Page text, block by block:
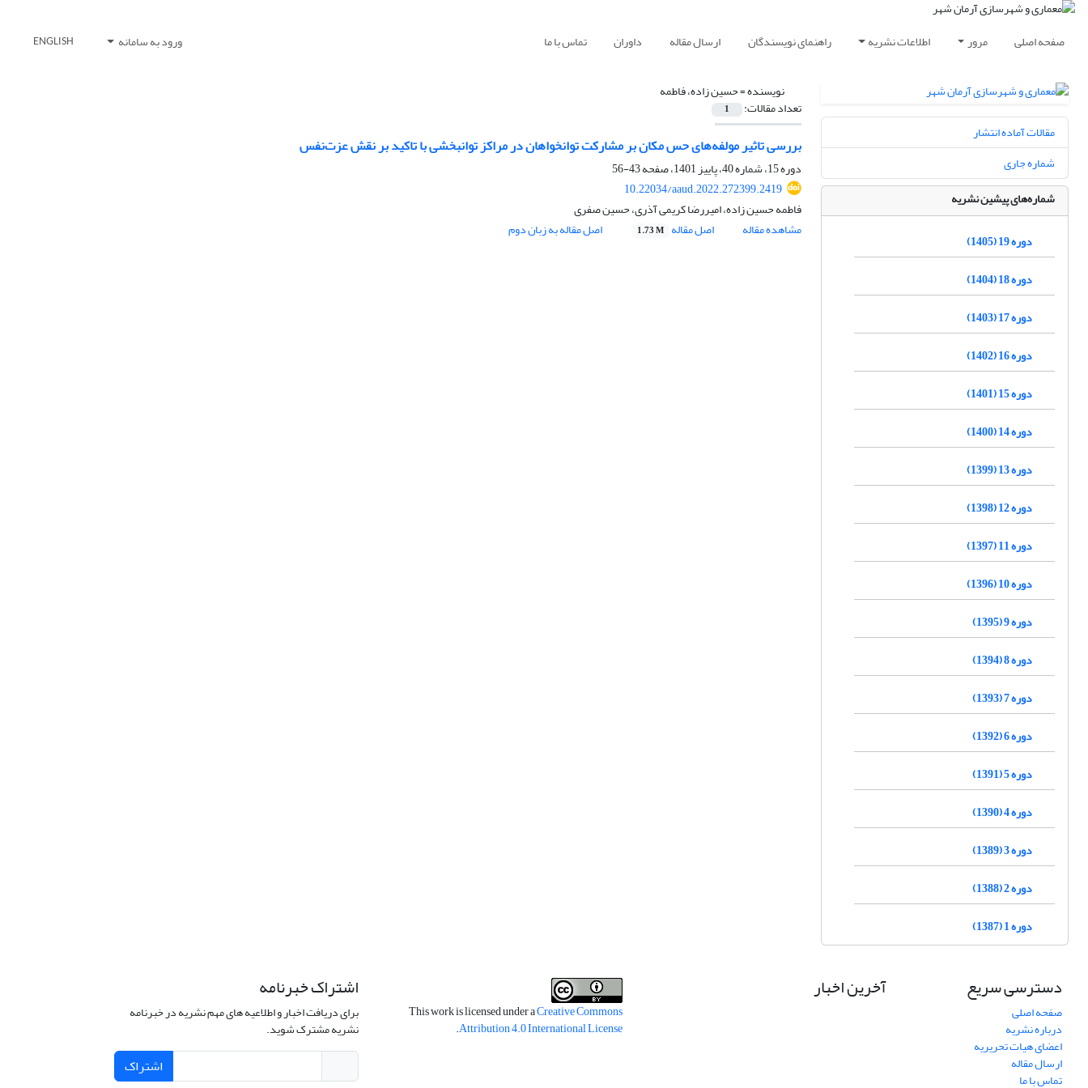
صفحه اصلی مرور اطلاعات نشریه راهنمای نویسندگان ارسال مقاله داوران تماس با ما ورود به سامانه ENGLISH
نویسنده =حسین زاده، فاطمه
تعداد مقالات: 1
بررسی تاثیر مولفه‌‌های حس مکان بر مشارکت توانخواهان در مراکز توانبخشی با تاکید بر نقش عزت‌نفس
دوره 15، شماره 40، پاییز 1401، صفحه
43-56
10.22034/aaud.2022.272399.2419
فاطمه حسین زاده، امیررضا کریمی آذری، حسین صفری
مشاهده مقاله
اصل مقاله 1.73 M اصل مقاله به زبان دوم
مقالات آماده انتشار
شماره جاری
شماره‌های پیشین نشریه
دوره 19 (1405)
دوره 18 (1404)
دوره 17 (1403)
دوره 16 (1402)
دوره 15 (1401)
دوره 14 (1400)
دوره 13 (1399)
دوره 12 (1398)
دوره 11 (1397)
دوره 10 (1396)
دوره 9 (1395)
دوره 8 (1394)
دوره 7 (1393)
دوره 6 (1392)
دوره 5 (1391)
دوره 4 (1390)
دوره 3 (1389)
دوره 2 (1388)
دوره 1 (1387)
دسترسی سریع
صفحه اصلی
درباره نشریه
اعضای هیات تحریریه
ارسال مقاله
تماس با ما
آخرین اخبار
This work is licensed under aCreative Commons
Attribution 4.0 International License
.
اشتراک خبرنامه
برای دریافت اخبار و اطلاعیه های مهم نشریه در خبرنامه
نشریه مشترک شوید.
اشتراک